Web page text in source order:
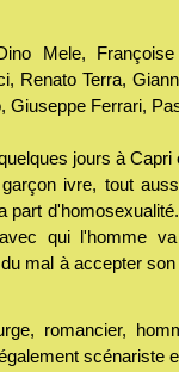
Mele,
Renato Terra,
Giuseppe Ferrari,
jours à Capri
ivre, tout
part
qui l'homme
mal à accepter
romancier,
scénariste